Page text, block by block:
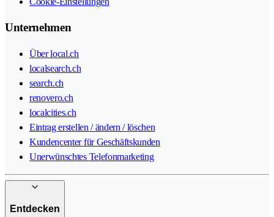
Unternehmen
Über local.ch
localsearch.ch
search.ch
renovero.ch
localcities.ch
Eintrag erstellen / ändern / löschen
Kundencenter für Geschäftskunden
Unerwünschtes Telefonmarketing
Entdecken